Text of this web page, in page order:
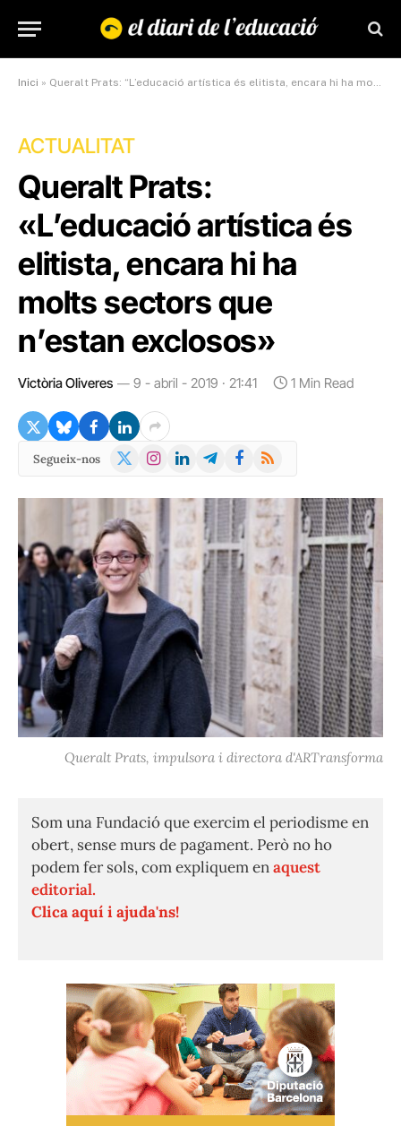
Inici » Queralt Prats: “L’educació artística és elitista, encara hi ha molts sectors que n’estan exclosos”
ACTUALITAT
Queralt Prats:
«L’educació artística és
elitista, encara hi ha
molts sectors que
n’estan exclosos»
Victòria Oliveres 9 - abril - 2019 · 21:41 1 Min Read
Segueix-nos
X
Instagram
LinkedInTelegramFacebook
RSS
Queralt Prats, impulsora i directora d'ARTransforma
Som una Fundació que exercim el periodisme en
obert, sense murs de pagament. Però no ho
podem fer sols, com expliquem enaquest
editorial.
Clica aquí i ajuda'ns!